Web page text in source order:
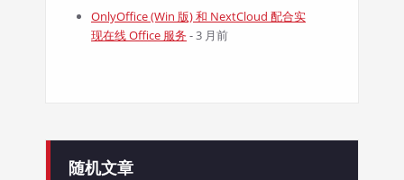
OnlyOffice (Win 版) 和 NextCloud 配合实
现在线 Office 服务 - 3 月前
随机文章